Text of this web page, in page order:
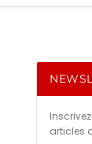
articles